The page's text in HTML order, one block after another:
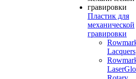
Пластик для
механической
гравировки
Lacquers